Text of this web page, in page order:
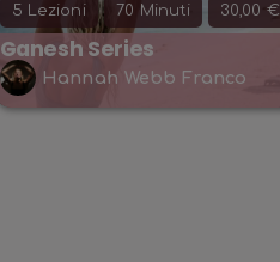
5 Lezioni 70 Minuti 30,00 €
Ganesh Series
Hannah Webb Franco